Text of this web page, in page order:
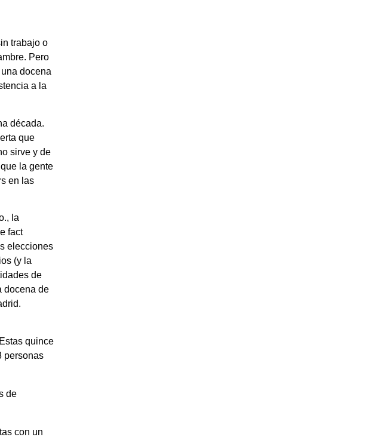
trabajo o
Pero
docena
a la
década.
que
sirve y de
la gente
en las
la
fact
elecciones
(y la
de
docena de
quince
personas
de
con un